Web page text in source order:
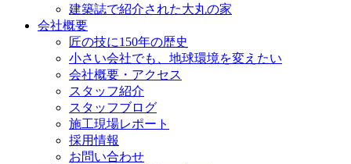
建築誌で紹介された大丸の家
会社概要
匠の技に150年の歴史
小さい会社でも、地球環境を変えたい
会社概要・アクセス
スタッフ紹介
スタッフブログ
施工現場レポート
採用情報
お問い合わせ